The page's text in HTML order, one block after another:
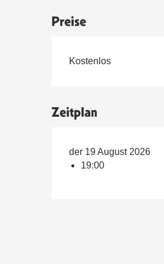
Preise
Kostenlos
Zeitplan
der 19 August 2026
19:00